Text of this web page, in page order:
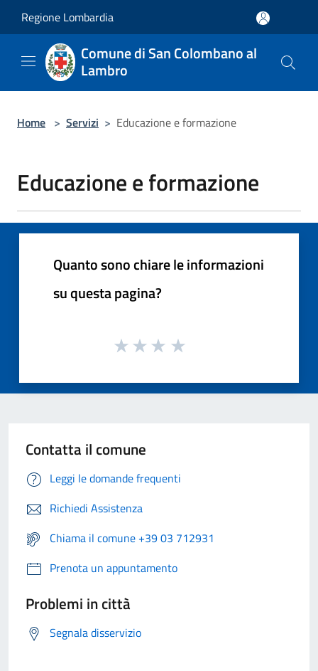
Regione Lombardia
Comune di San Colombano al
Lambro
Home > Servizi > Educazione e formazione
Educazione e formazione
Quanto sono chiare le informazioni
su questa pagina?
Contatta il comune
Leggi le domande frequenti
Richiedi Assistenza
Chiama il comune +39 03 712931
Prenota un appuntamento
Problemi in città
Segnala disservizio